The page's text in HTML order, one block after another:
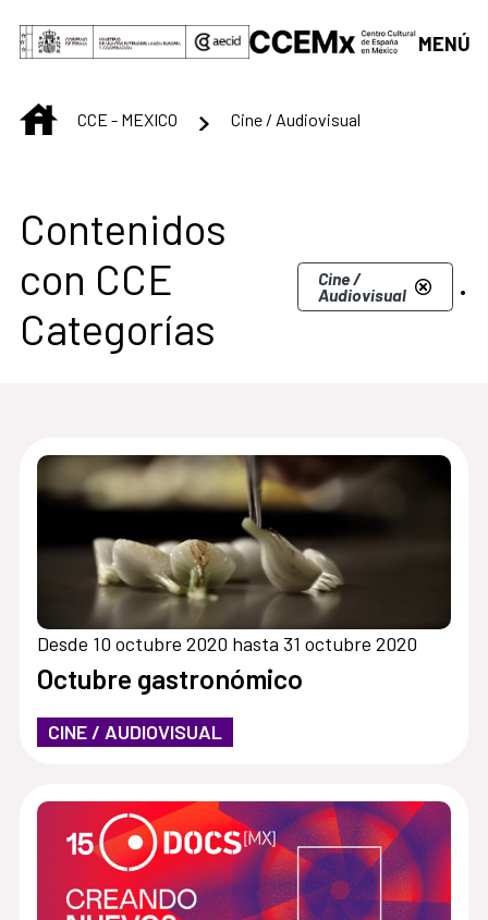
Saltar al contenido principal
MENÚ
INICIOCCE - MEXICO Cine / Audiovisual
Centro Cultural de
Contenidos
con CCE
Categorías
Cine /
Audiovisual .
Desde 10 octubre 2020 hasta 31 octubre 2020
Octubre gastronómico
CINE / AUDIOVISUAL